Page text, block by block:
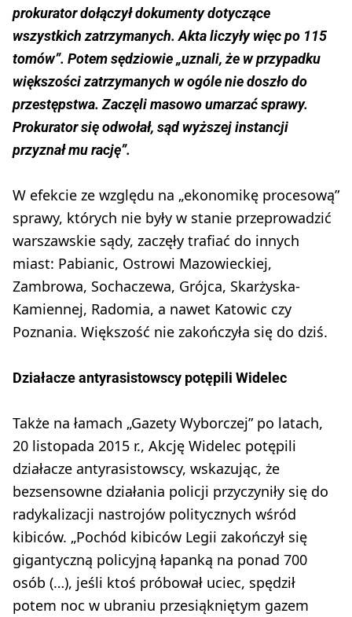
prokurator dołączył dokumenty dotyczące
wszystkich zatrzymanych. Akta liczyły więc po 115
tomów”. Potem sędziowie „uznali, że w przypadku
większości zatrzymanych w ogóle nie doszło do
przestępstwa. Zaczęli masowo umarzać sprawy.
Prokurator się odwołał, sąd wyższej instancji
przyznał mu rację”.
W efekcie ze względu na „ekonomikę procesową”
sprawy, których nie były w stanie przeprowadzić
warszawskie sądy, zaczęły trafiać do innych
miast: Pabianic, Ostrowi Mazowieckiej,
Zambrowa, Sochaczewa, Grójca, Skarżyska-
Kamiennej, Radomia, a nawet Katowic czy
Poznania. Większość nie zakończyła się do dziś.
Działacze antyrasistowscy potępili Widelec
Także na łamach „Gazety Wyborczej” po latach,
20 listopada 2015 r., Akcję Widelec potępili
działacze antyrasistowscy, wskazując, że
bezsensowne działania policji przyczyniły się do
radykalizacji nastrojów politycznych wśród
kibiców. „Pochód kibiców Legii zakończył się
gigantyczną policyjną łapanką na ponad 700
osób (…), jeśli ktoś próbował uciec, spędził
potem noc w ubraniu przesiąkniętym gazem